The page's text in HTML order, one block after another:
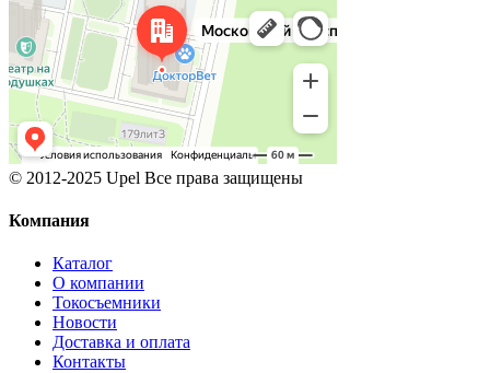
© 2012-2025 Upel Все права защищены
Компания
Каталог
О компании
Токосъемники
Новости
Доставка и оплата
Контакты